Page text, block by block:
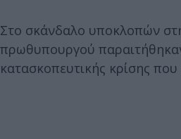
Στο σκάνδαλο υποκλοπών
πρωθυπουργού
κατασκοπευτικής κρίσης